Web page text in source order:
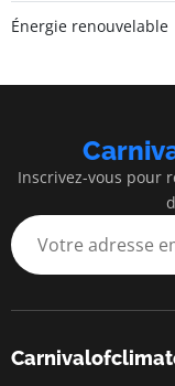
Énergie renouvelable
Inscrivez-vous pour